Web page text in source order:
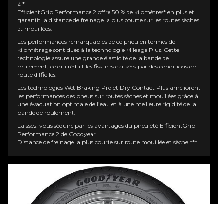
2 *
EfficientGrip Performance 2 offre 50 % de kilomètres* en plus et
garantit la distance de freinage la plus courte sur les routes sèches
et mouillées.
Les performances remarquables de ce pneu en termes de
kilométrage sont dues à la technologie Mileage Plus. Cette
technologie assure une grande élasticité de la bande de
roulement, ce qui réduit les fissures causées par des conditions de
route difficiles.
Les technologies Wet Braking Pro et Dry Contact Plus améliorent
les performances des pneus sur routes sèches et mouillées grâce à
une évacuation optimale de l’eau et à une meilleure rigidité de la
bande de roulement.
Laissez-vous séduire par les avantages du pneu été EfficientGrip
Performance 2 de Goodyear
Distance de freinage la plus courte sur route mouillée et sèche ***